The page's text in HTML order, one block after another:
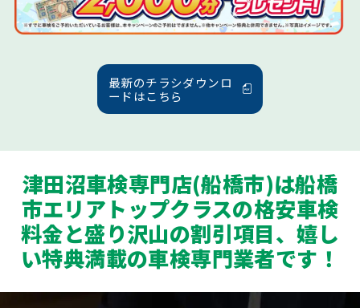
最新のチラシダウンロ
ードはこちら
津田沼車検専門店(船橋市)は船橋
市エリアトップクラスの格安車検
料金と盛り沢山の割引項目、嬉し
い特典満載の車検専門業者です！